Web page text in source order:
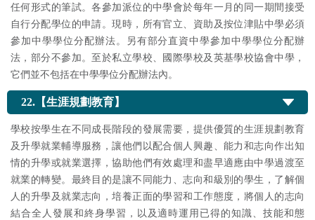
任何形式的筆試。各參加派位的中學會於每年一月的同一期間接受
自行分配學位的申請。現時，所有官立、資助及按位津貼中學必須
參加中學學位分配辦法。另有部分直資中學參加中學學位分配辦
法，部分不參加。至於私立學校、國際學校及英基學校協會中學，
它們並不包括在中學學位分配辦法內。
22.【生涯規劃教育】
學校按學生在不同成長階段的發展需要，提供優質的生涯規劃教育
及升學就業輔導服務，讓他們以配合個人興趣、能力和志向作出知
情的升學或就業選擇，協助他們有效處理和盡早適應由中學過渡至
就業的轉變。最終目的是讓不同能力、志向和級別的學生，了解個
人的升學及就業志向，培養正面的學習和工作態度，將個人的志向
結合全人發展和終身學習，以及適時運用已得的知識、技能和態